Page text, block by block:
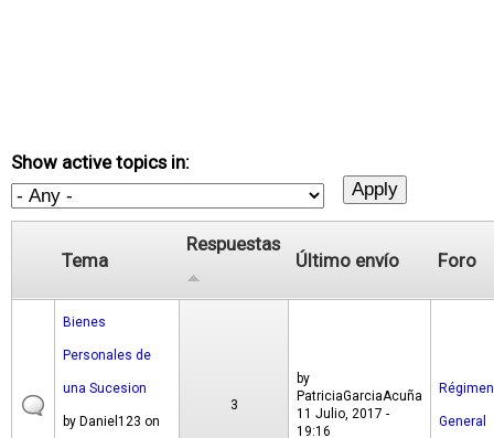
Show active topics in:
Tema
Respuestas
Último envío Foro
Bienes
Personales de
una Sucesion
by Daniel123 on
3
by
PatriciaGarciaAcuña
11 Julio, 2017 -
19:16
Régimen
General